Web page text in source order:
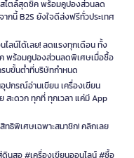
สไตล์สุดชิค พร้อมคูปองส่วนลด
กนี้ B2S ยังใจดีส่งฟรีทั่วประเทศ
ไลน์ได้เลย! ลดแรงทุกเดือน ทั้ง
พร้อมคูปองส่วนลดพิเศษเมื่อซื้อ
รบขั้นต่ำที่บริษัทกำหนด
ปกรณ์อ่านเขียน เครื่องเขียน
สะดวก ทุกที่ ทุกเวลา แค่มี App
ทธิพิเศษเฉพาะสมาชิก! คลิกเลย
ดินสอ #เครื่องเขียนออนไลน์ #ซื้อ